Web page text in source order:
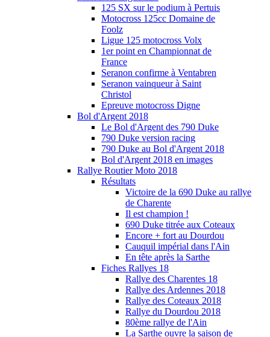
125 SX sur le podium à Pertuis
Motocross 125cc Domaine de
Foolz
Ligue 125 motocross Volx
1er point en Championnat de
France
Seranon confirme à Ventabren
Seranon vainqueur à Saint
Christol
Epreuve motocross Digne
Bol d'Argent 2018
Le Bol d'Argent des 790 Duke
790 Duke version racing
790 Duke au Bol d'Argent 2018
Bol d'Argent 2018 en images
Rallye Routier Moto 2018
Résultats
Victoire de la 690 Duke au rallye
de Charente
Il est champion !
690 Duke titrée aux Coteaux
Encore + fort au Dourdou
Cauquil impérial dans l'Ain
En tête après la Sarthe
Fiches Rallyes 18
Rallye des Charentes 18
Rallye des Ardennes 2018
Rallye des Coteaux 2018
Rallye du Dourdou 2018
80ème rallye de l'Ain
La Sarthe ouvre la saison de